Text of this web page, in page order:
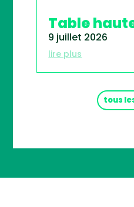
Table
9 juillet 2026
lire plus
tous